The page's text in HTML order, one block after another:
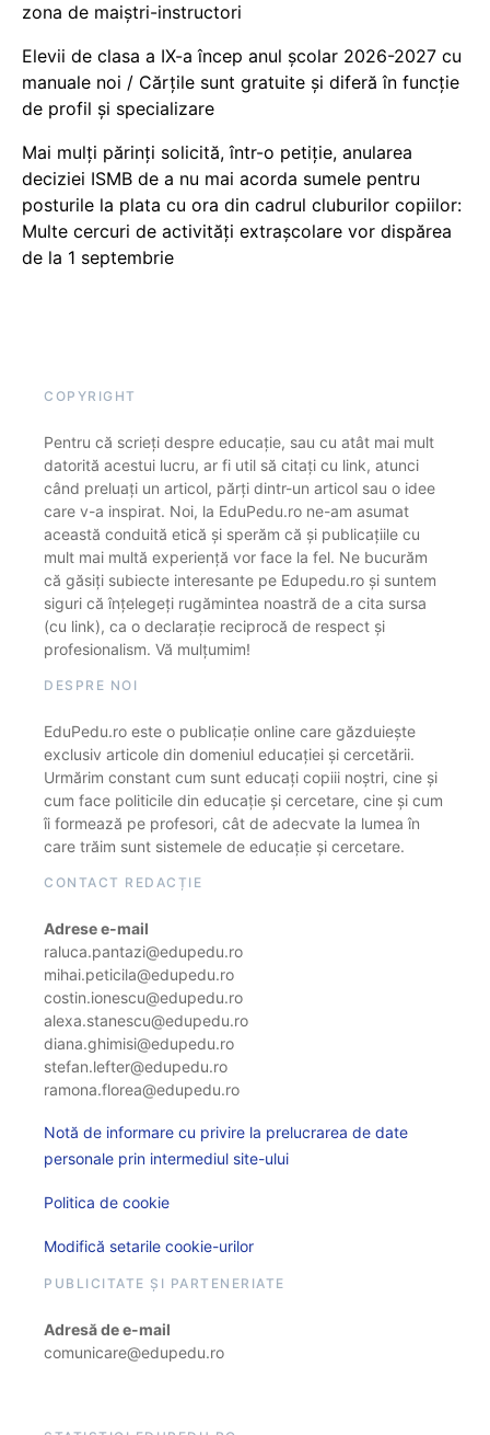
zona de maiștri-instructori
Elevii de clasa a IX-a încep anul școlar 2026-2027 cu
manuale noi / Cărțile sunt gratuite și diferă în funcție
de profil și specializare
Mai mulți părinți solicită, într-o petiție, anularea
deciziei ISMB de a nu mai acorda sumele pentru
posturile la plata cu ora din cadrul cluburilor copiilor:
Multe cercuri de activități extrașcolare vor dispărea
de la 1 septembrie
COPYRIGHT
Pentru că scrieți despre educație, sau cu atât mai mult
datorită acestui lucru, ar fi util să citați cu link, atunci
când preluați un articol, părți dintr-un articol sau o idee
care v-a inspirat. Noi, la EduPedu.ro ne-am asumat
această conduită etică și sperăm că și publicațiile cu
mult mai multă experiență vor face la fel. Ne bucurăm
că găsiți subiecte interesante pe Edupedu.ro și suntem
siguri că înțelegeți rugămintea noastră de a cita sursa
(cu link), ca o declarație reciprocă de respect și
profesionalism. Vă mulțumim!
DESPRE NOI
EduPedu.ro este o publicație online care găzduiește
exclusiv articole din domeniul educației și cercetării.
Urmărim constant cum sunt educați copiii noștri, cine și
cum face politicile din educație și cercetare, cine și cum
îi formează pe profesori, cât de adecvate la lumea în
care trăim sunt sistemele de educație și cercetare.
CONTACT REDACȚIE
Adrese e-mail
raluca.pantazi@edupedu.ro
mihai.peticila@edupedu.ro
costin.ionescu@edupedu.ro
alexa.stanescu@edupedu.ro
diana.ghimisi@edupedu.ro
stefan.lefter@edupedu.ro
ramona.florea@edupedu.ro
Notă de informare cu privire la prelucrarea de date
personale prin intermediul site-ului
Politica de cookie
Modifică setarile cookie-urilor
PUBLICITATE ȘI PARTENERIATE
Adresă de e-mail
comunicare@edupedu.ro